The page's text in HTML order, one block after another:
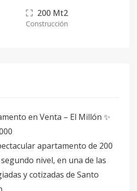
200 Mt2
Construcción
en Venta – El Millón ✨
apartamento de 200
nivel, en una de las
y cotizadas de Santo